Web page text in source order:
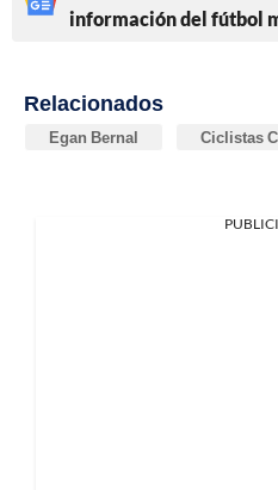
información del fútbol
Relacionados
Egan Bernal Ciclistas